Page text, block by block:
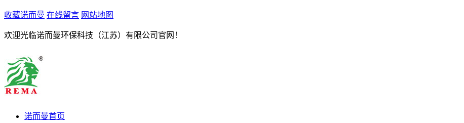
收藏诺而曼 在线留言 网站地图
欢迎光临诺而曼环保科技（江苏）有限公司官网！
诺而曼首页